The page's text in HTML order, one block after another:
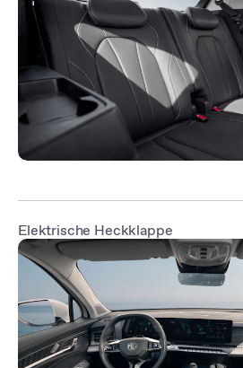
Elektrische Heckklappe
Die sensorgesteuerte intelligente
öffnen – praktisch, wenn Sie gerade alle
diesem großzügigen Raumangebot
*MGS9 PHEV Luxury